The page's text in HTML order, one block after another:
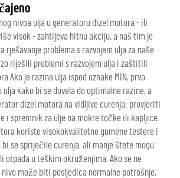
nivoa ulja u generatoru dizel motora - ili
visok - zahtijeva hitnu akciju, a naš tim je
rješavanje problema s razvojem ulja za naše
riješili problemi s razvojem ulja i zaštitili
Ako je razina ulja ispod oznake MIN, prvo
kako bi se dovela do optimalne razine, a
dizel motora na vidljive curenja: provjeriti
i spremnik za ulje na mokre točke ili kapljice.
koriste visokokvalitetne gumene testere i
se spriječile curenja, ali manje štete mogu
otpada u teškim okruženjima. Ako se ne
može biti posljedica normalne potrošnje,